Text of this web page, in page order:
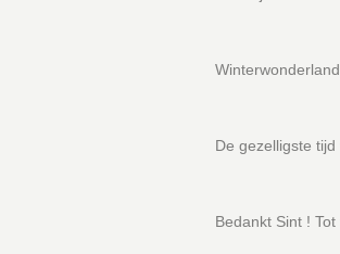
De gezelligste
Bedankt Sint !